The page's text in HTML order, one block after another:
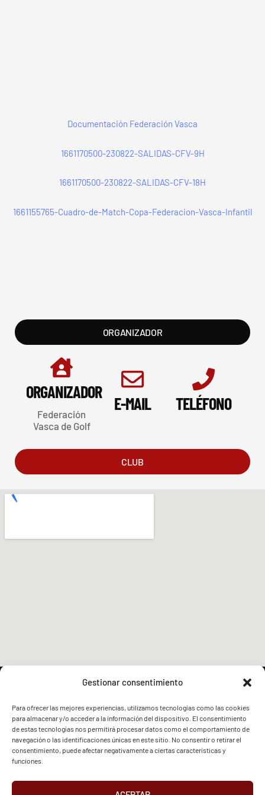
Gestionar consentimiento
Para ofrecer las mejores experiencias, utilizamos tecnologías como las cookies
para almacenar y/o acceder a la información del dispositivo. El consentimiento
de estas tecnologías nos permitirá procesar datos como el comportamiento de
navegación o las identificaciones únicas en este sitio. No consentir o retirar el
consentimiento, puede afectar negativamente a ciertas características y
funciones.
Documentación Federación Vasca
1661170500-230822-SALIDAS-CFV-9H
1661170500-230822-SALIDAS-CFV-18H
1661155765-Cuadro-de-Match-Copa-Federacion-Vasca-Infantil
ORGANIZADOR
CLUB
ORGANIZADOR
Federación
Vasca de Golf
E-MAIL TELÉFONO
FVG - BGF FVG - BGF